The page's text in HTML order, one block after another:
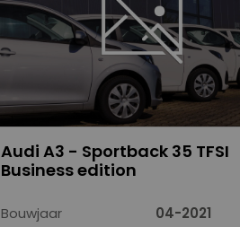
Audi A3 - Sportback 35 TFSI
Business edition
Bouwjaar
04-2021